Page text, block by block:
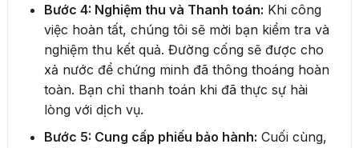
Bước 4: Nghiệm thu và Thanh toán: Khi công
việc hoàn tất, chúng tôi sẽ mời bạn kiểm tra và
nghiệm thu kết quả. Đường cống sẽ được cho
xả nước để chứng minh đã thông thoáng hoàn
toàn. Bạn chỉ thanh toán khi đã thực sự hài
lòng với dịch vụ.
Bước 5: Cung cấp phiếu bảo hành: Cuối cùng,